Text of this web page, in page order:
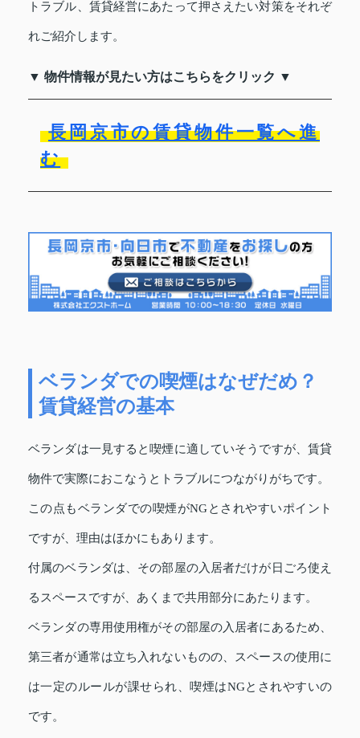
トラブル、賃貸経営にあたって押さえたい対策をそれぞ
れご紹介します。
▼ 物件情報が見たい方はこちらをクリック ▼
長岡京市の賃貸物件一覧へ進
む
ベランダでの喫煙はなぜだめ？
賃貸経営の基本
ベランダは一見すると喫煙に適していそうですが、賃貸
物件で実際におこなうとトラブルにつながりがちです。
この点もベランダでの喫煙がNGとされやすいポイント
ですが、理由はほかにもあります。
付属のベランダは、その部屋の入居者だけが日ごろ使え
るスペースですが、あくまで共用部分にあたります。
ベランダの専用使用権がその部屋の入居者にあるため、
第三者が通常は立ち入れないものの、スペースの使用に
は一定のルールが課せられ、喫煙はNGとされやすいの
です。